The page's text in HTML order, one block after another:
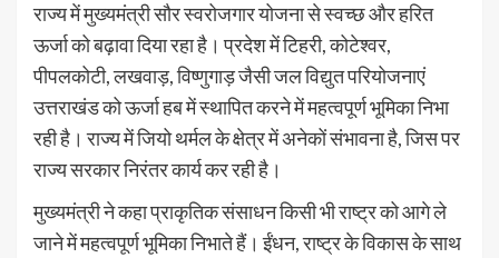
राज्य में मुख्यमंत्री सौर स्वरोजगार योजना से स्वच्छ और हरित
ऊर्जा को बढ़ावा दिया रहा है। प्रदेश में टिहरी, कोटेश्वर,
पीपलकोटी, लखवाड़, विष्णुगाड़ जैसी जल विद्युत परियोजनाएं
उत्तराखंड को ऊर्जा हब में स्थापित करने में महत्वपूर्ण भूमिका निभा
रही है। राज्य में जियो थर्मल के क्षेत्र में अनेकों संभावना है, जिस पर
राज्य सरकार निरंतर कार्य कर रही है।
मुख्यमंत्री ने कहा प्राकृतिक संसाधन किसी भी राष्ट्र को आगे ले
जाने में महत्वपूर्ण भूमिका निभाते हैं। ईंधन, राष्ट्र के विकास के साथ